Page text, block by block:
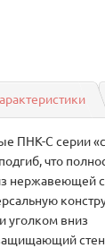
ПНК-С серии
что
нержавеющей
уголком вниз